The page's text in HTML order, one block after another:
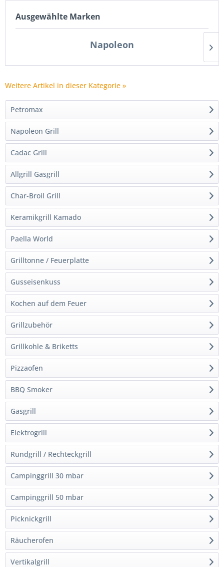
Ausgewählte Marken
Napoleon
Weitere Artikel in dieser Kategorie »
Petromax
Napoleon Grill
Cadac Grill
Allgrill Gasgrill
Char-Broil Grill
Keramikgrill Kamado
Paella World
Grilltonne / Feuerplatte
Gusseisenkuss
Kochen auf dem Feuer
Grillzubehör
Grillkohle & Briketts
Pizzaofen
BBQ Smoker
Gasgrill
Elektrogrill
Rundgrill / Rechteckgrill
Campinggrill 30 mbar
Campinggrill 50 mbar
Picknickgrill
Räucherofen
Vertikalgrill